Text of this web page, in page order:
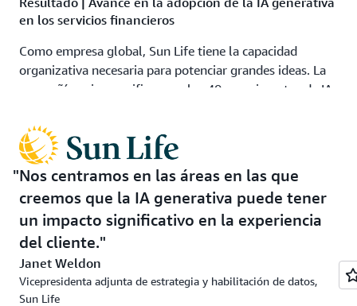
en los servicios financieros
Como empresa global, Sun Life tiene la capacidad
organizativa necesaria para potenciar grandes ideas. La
compañía quiere verificar que los 40 experimentos de IA
traduzcan en un impacto real en los clientes.
Sun Life ha aprendido mucho de sus iniciativas de IA
generativa. A medida que continúa explorando nuevas
formas de ofrecer valor a sus empleados y clientes, la
empresa se centra en cambiar la mentalidad y mejorar
las habilidades de los equipos internos. “Poner la IA
generativa en manos de todos nuestros empleados,
combinada con una mejora global de las habilidades, es
una tarea vital”, afirma Weldon. “Realmente queremos
Nos centramos en las áreas en las que
creemos que la IA generativa puede tener
un impacto significativo en la experiencia
del cliente.
Janet Weldon
Vicepresidenta adjunta de estrategia y habilitación de datos,
Sun Life